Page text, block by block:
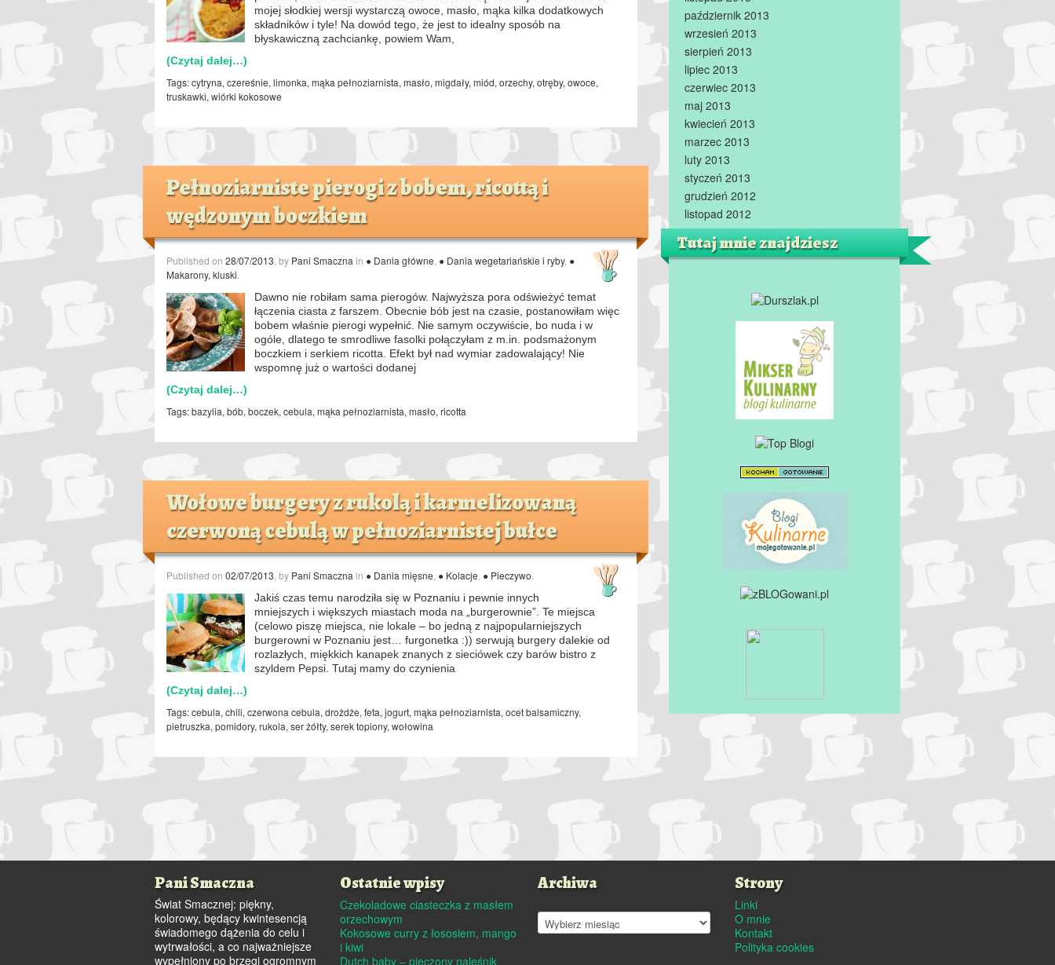
mojej słodkiej wersji wystarczą owoce, masło, mąka kilka dodatkowych
składników i tyle! Na dowód tego, że jest to idealny sposób na
błyskawiczną zachciankę, powiem Wam,
(Czytaj dalej…)
Tags:cytryna, czereśnie, limonka, mąka pełnoziarnista, masło, migdały, miód, orzechy, otręby, owoce,
truskawki, wiórki kokosowe
Pełnoziarniste pierogi z bobem, ricottą i
wędzonym boczkiem
Published on 28/07/2013 , by Pani Smaczna in ● Dania główne ● Dania wegetariańskie i ryby, ●
Makarony, kluski
Dawno nie robiłam sama pierogów. Najwyższa pora odświeżyć temat
łączenia ciasta z farszem. Obecnie bób jest na czasie, postanowiłam więc
bobem właśnie pierogi wypełnić. Nie samym oczywiście, bo nuda i w
ogóle, dlatego te smrodliwe fasolki połączyłam z m.in. podsmażonym
boczkiem i serkiem ricotta. Efekt był nad wymiar zadowalający! Nie
wspomnę już o wartości dodanej
(Czytaj dalej…)
Tags:bazylia, bób, boczek, cebula, mąka pełnoziarnista, masło, ricotta
Wołowe burgery z rukolą i karmelizowaną
czerwoną cebulą w pełnoziarnistej bułce
Published on 02/07/2013 , by Pani Smaczna in ● Dania mięsne ● Kolacje ● Pieczywo
Jakiś czas temu narodziła się w Poznaniu i pewnie innych
mniejszych i większych miastach moda na „burgerownie”. Te miejsca
(celowo piszę miejsca, nie lokale – bo jedną z najpopularniejszych
burgerowni w Poznaniu jest… furgonetka :)) serwują burgery dalekie od
rozlazłych, miękkich kanapek znanych z sieciówek czy barów bistro z
szyldem Pepsi. Tutaj mamy do czynienia
(Czytaj dalej…)
Tags:cebula, chili, czerwona cebula, drożdże, feta, jogurt, mąka pełnoziarnista, ocet balsamiczny,
pietruszka, pomidory, rukola, ser żółty, serek topiony, wołowina
październik 2013
wrzesień 2013
sierpień 2013
lipiec 2013
czerwiec 2013
maj 2013
kwiecień 2013
marzec 2013
luty 2013
styczeń 2013
grudzień 2012
listopad 2012
Tutaj mnie znajdziesz
Pani Smaczna
Świat Smacznej: piękny,
kolorowy, będący kwintesencją
świadomego dążenia do celu i
wytrwałości, a co najważniejsze
wypełniony po brzegi ogromnym
Ostatnie wpisy
Czekoladowe ciasteczka z masłem
orzechowym
Kokosowe curry z łososiem, mango
i kiwi
Dutch baby – pieczony naleśnik
Archiwa Strony
Linki
O mnie
Kontakt
Polityka cookies